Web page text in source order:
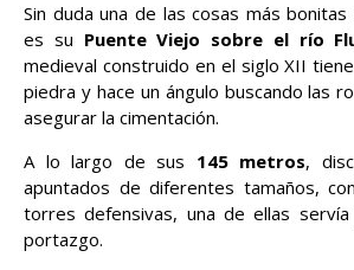
Sin duda una de las cosas más
es su Puente Viejo sobre el río
medieval construido en el siglo XII
piedra y hace un ángulo buscando las
asegurar la cimentación.
A lo largo de sus 145 metros,
apuntados de diferentes tamaños,
torres defensivas, una de ellas
portazgo.